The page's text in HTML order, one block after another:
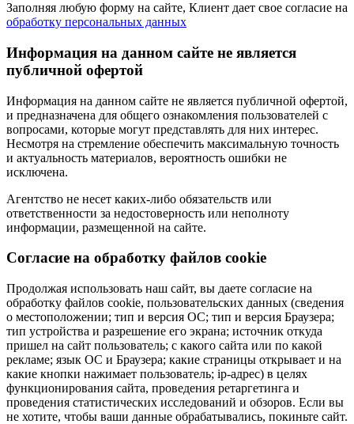
Заполняя любую форму на сайте, Клиент дает свое согласие на
обработку персональных данных
Информация на данном сайте не является
публичной офертой
Информация на данном сайте не является публичной офертой,
и предназначена для общего ознакомления пользователей с
вопросами, которые могут представлять для них интерес.
Несмотря на стремление обеспечить максимальную точность
и актуальность материалов, вероятность ошибки не
исключена.
Агентство не несет каких-либо обязательств или
ответственности за недостоверность или неполноту
информации, размещенной на сайте.
Cогласие на обработку файлов cookie
Продолжая использовать наш сайт, вы даете согласие на
обработку файлов cookie, пользовательских данных (сведения
о местоположении; тип и версия ОС; тип и версия Браузера;
тип устройства и разрешение его экрана; источник откуда
пришел на сайт пользователь; с какого сайта или по какой
рекламе; язык ОС и Браузера; какие страницы открывает и на
какие кнопки нажимает пользователь; ip-адрес) в целях
функционирования сайта, проведения ретаргетинга и
проведения статистических исследований и обзоров. Если вы
не хотите, чтобы ваши данные обрабатывались, покиньте сайт.